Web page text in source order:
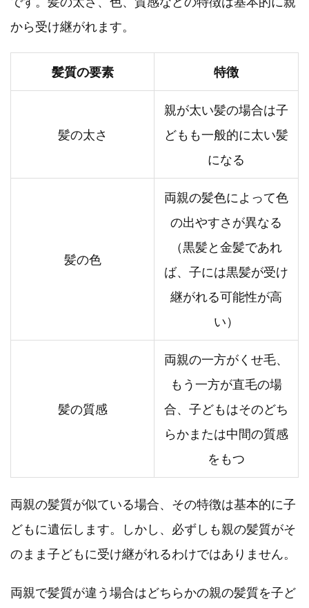
から受け継がれます。
髪質の要素 特徴
髪の太さ
親が太い髪の場合は子
どもも一般的に太い髪
になる
髪の色
両親の髪色によって色
の出やすさが異なる
（黒髪と金髪であれ
ば、子には黒髪が受け
継がれる可能性が高
い）
髪の質感
両親の一方がくせ毛、
もう一方が直毛の場
合、子どもはそのどち
らかまたは中間の質感
をもつ
両親の髪質が似ている場合、その特徴は基本的に子
どもに遺伝します。しかし、必ずしも親の髪質がそ
のまま子どもに受け継がれるわけではありません。
両親で髪質が違う場合はどちらかの親の髪質を子ど